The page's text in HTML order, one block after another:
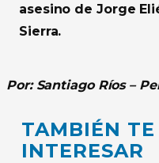
asesino de Jorge
Sierra.
Por: Santiago Ríos –
TAMBIÉN TE
INTERESAR